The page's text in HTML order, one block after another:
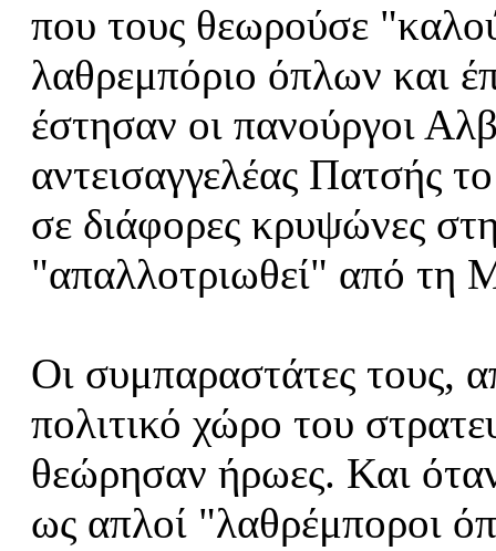
που τους θεωρούσε
λαθρεμπόριο όπλων και
έστησαν οι πανούργοι
αντεισαγγελέας Πατσής
σε διάφορες κρυψώνες
"απαλλοτριωθεί" από
Οι συμπαραστάτες τους,
πολιτικό χώρο του
θεώρησαν ήρωες. Και
ως απλοί "λαθρέμποροι